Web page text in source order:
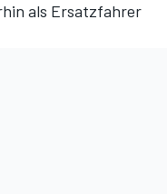
als Ersatzfahrer